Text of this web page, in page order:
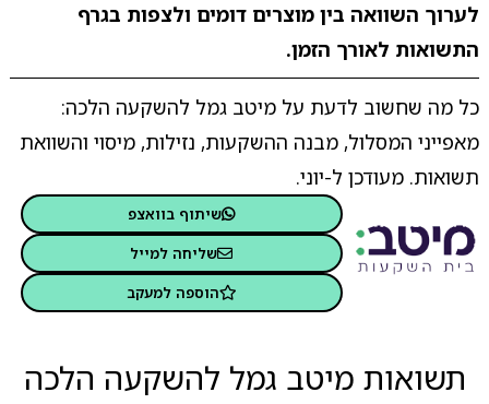
לערוך השוואה בין מוצרים דומים ולצפות בגרף
התשואות לאורך הזמן.
כל מה שחשוב לדעת על מיטב גמל להשקעה הלכה:
מאפייני המסלול, מבנה ההשקעות, נזילות, מיסוי והשוואת
תשואות. מעודכן ל-יוני.
שיתוף בוואצפ
שליחה למייל
הוספה למעקב
תשואות מיטב גמל להשקעה הלכה